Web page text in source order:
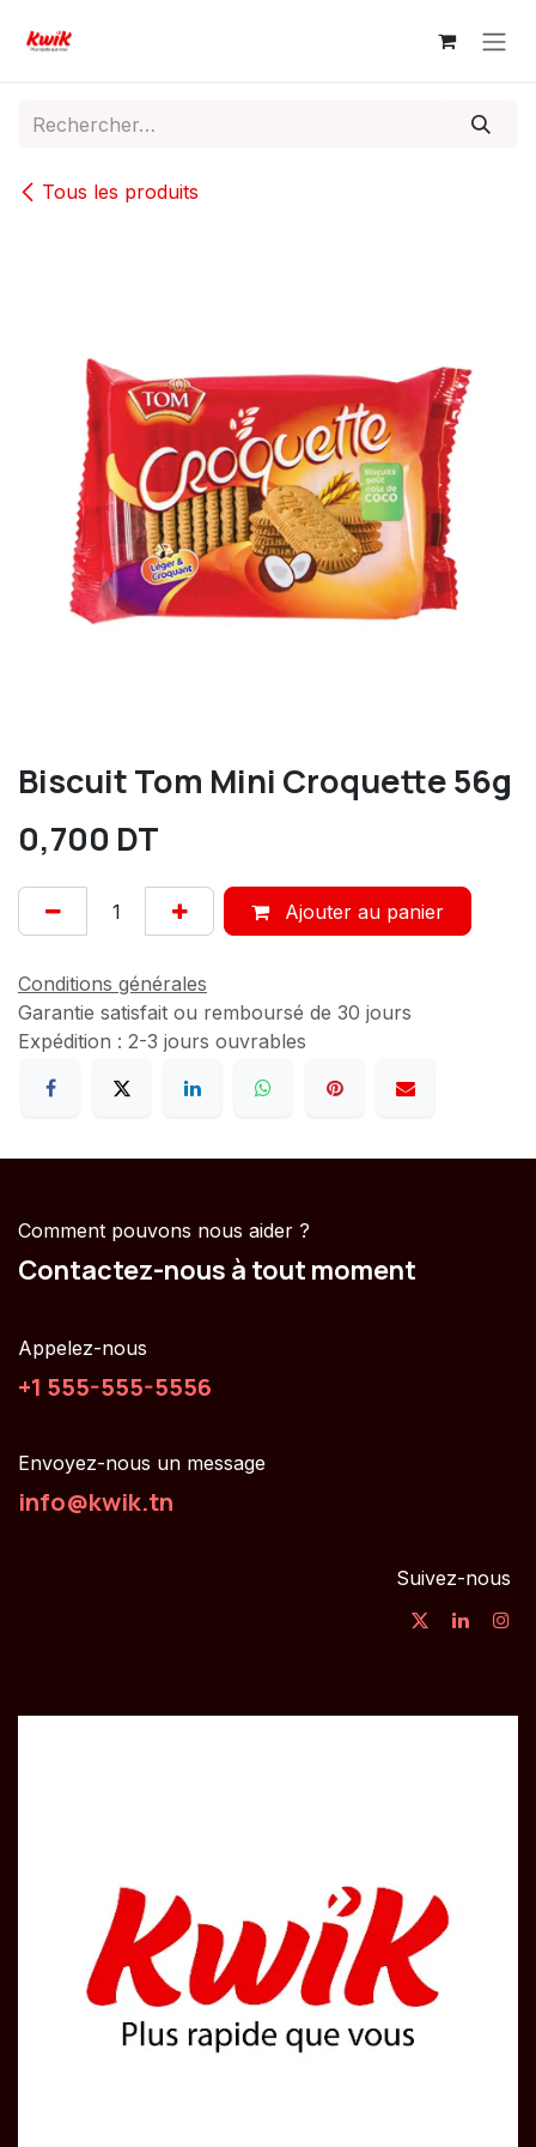
Tous les produits
Biscuit Tom Mini Croquette 56g
0,700 DT
Ajouter au panier
Conditions générales
Garantie satisfait ou remboursé de 30 jours
Expédition : 2-3 jours ouvrables
Comment pouvons nous aider ?
Contactez-nous à tout moment
Appelez-nous
+1 555-555-5556
Envoyez-nous un message
info@kwik.tn
Suivez-nous